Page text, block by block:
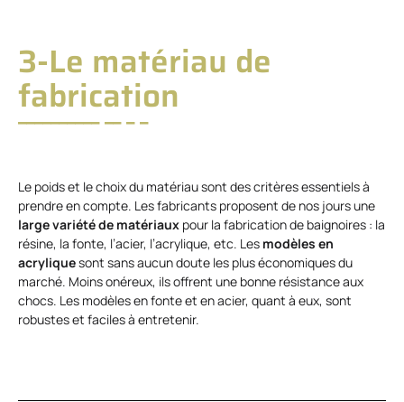
3-Le matériau de
fabrication
Le poids et le choix du matériau sont des critères essentiels à
prendre en compte. Les fabricants proposent de nos jours une
large variété de matériaux pour la fabrication de baignoires : la
résine, la fonte, l’acier, l’acrylique, etc. Les modèles en
acryliquesont sans aucun doute les plus économiques du
marché. Moins onéreux, ils offrent une bonne résistance aux
chocs. Les modèles en fonte et en acier, quant à eux, sont
robustes et faciles à entretenir.